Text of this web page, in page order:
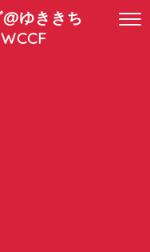
ゆききち